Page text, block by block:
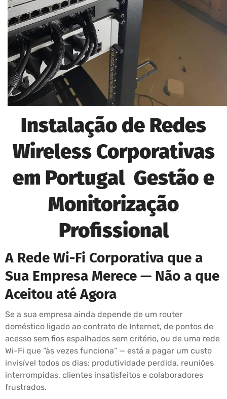
Instalação de Redes
Wireless Corporativas
em Portugal Gestão e
Monitorização
Profissional
A Rede Wi-Fi Corporativa que a
Sua Empresa Merece — Não a que
Aceitou até Agora
Se a sua empresa ainda depende de um router
doméstico ligado ao contrato de Internet, de pontos de
acesso sem fios espalhados sem critério, ou de uma rede
Wi-Fi que “às vezes funciona” — está a pagar um custo
invisível todos os dias: produtividade perdida, reuniões
interrompidas, clientes insatisfeitos e colaboradores
frustrados.